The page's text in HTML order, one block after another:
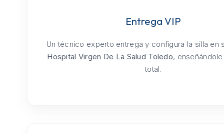
Entrega VIP
Un técnico experto entrega y configura la silla en
Hospital Virgen De La Salud Toledo,
total.